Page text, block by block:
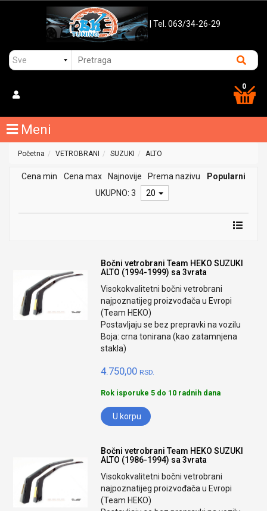
| Tel. 063/34-26-29
0
Meni
Početna VETROBRANI SUZUKI ALTO
Cena min Cena max Najnovije Prema nazivu
Popularni
UKUPNO: 3
20
Bočni vetrobrani Team HEKO SUZUKI
ALTO (1994-1999) sa 3vrata
Visokokvalitetni bočni vetrobrani
najpoznatijeg proizvođača u Evropi
(Team HEKO)
Postavljaju se bez prepravki na vozilu
Boja: crna tonirana (kao zatamnjena
stakla)
4.750,00 RSD.
Rok isporuke 5 do 10 radnih dana
U korpu
Bočni vetrobrani Team HEKO SUZUKI
ALTO (1986-1994) sa 3vrata
Visokokvalitetni bočni vetrobrani
najpoznatijeg proizvođača u Evropi
(Team HEKO)